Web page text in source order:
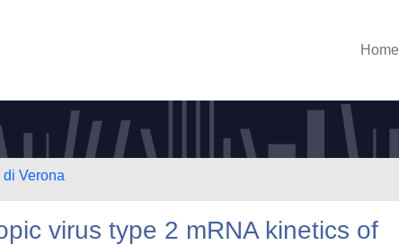
Home
Verona
virus type 2 mRNA kinetics of